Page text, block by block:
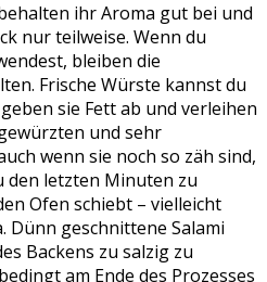
ihr Aroma gut bei und
nur teilweise. Wenn du
bleiben die
Frische Würste kannst du
sie Fett ab und verleihen
und sehr
wenn sie noch so zäh sind,
den letzten Minuten zu
Ofen schiebt – vielleicht
Dünn geschnittene Salami
Backens zu salzig zu
am Ende des Prozesses